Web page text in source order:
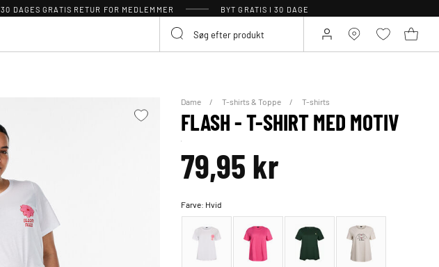
30 DAGES GRATIS RETUR FOR MEDLEMMER BYT GRATIS I 30 DAGE
Dame T-shirts & Toppe T-shirts
FLASH - T-SHIRT MED MOTIV
79,95 kr
Farve: Hvid